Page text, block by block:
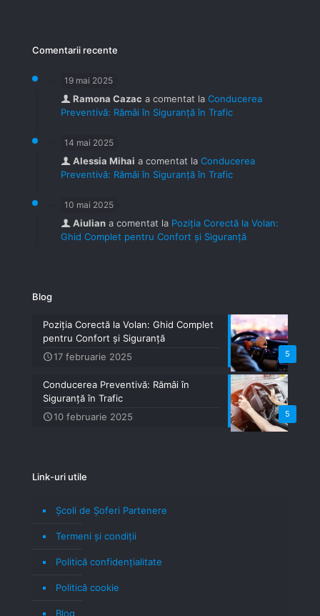
Comentarii recente
19 mai 2025
Ramona Cazac a comentat la Conducerea
Preventivă: Rămâi în Siguranță în Trafic
14 mai 2025
Alessia Mihai a comentat la Conducerea
Preventivă: Rămâi în Siguranță în Trafic
10 mai 2025
Aiulian a comentat la Poziția Corectă la Volan:
Ghid Complet pentru Confort și Siguranță
Blog
5
Poziția Corectă la Volan: Ghid Complet
pentru Confort și Siguranță
17 februarie 2025
5
Conducerea Preventivă: Rămâi în
Siguranță în Trafic
10 februarie 2025
Link-uri utile
Școli de Șoferi Partenere
Termeni şi condiţii
Politică confidenţialitate
Politică cookie
Blog